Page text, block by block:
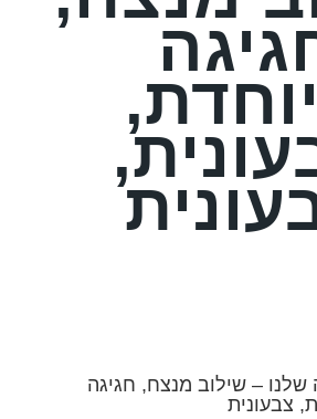
שלנו – שילוב מנצח, חגיגה
צבעונית